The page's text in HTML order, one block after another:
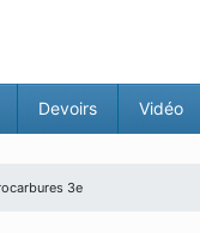
Devoirs Vidéo
3e